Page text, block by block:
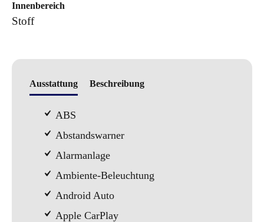
Innenbereich
Stoff
Ausstattung Beschreibung
ABS
Abstandswarner
Alarmanlage
Ambiente-Beleuchtung
Android Auto
Apple CarPlay